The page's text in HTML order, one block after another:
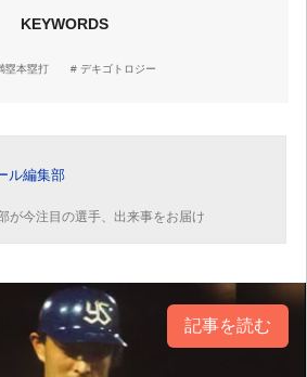
KEYWORDS
塁本塁打 デキゴトロジー
ル編集部
が今注目の選手、出来事をお届け
記事を読む